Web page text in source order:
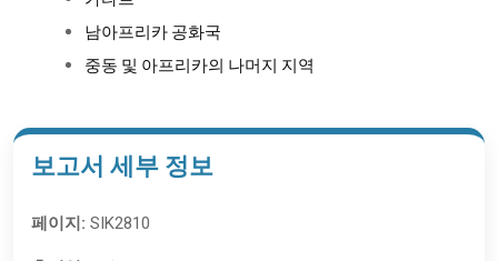
남아프리카 공화국
중동 및 아프리카의 나머지 지역
보고서 세부 정보
페이지: SIK2810